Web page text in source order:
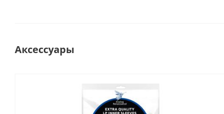
Аксессуары